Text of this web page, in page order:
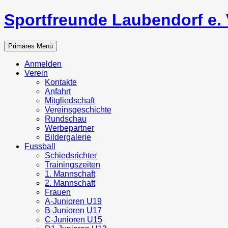
Zum
Inhalt
Sportfreunde Laubendorf e.
Suchen
Primäres Menü
Anmelden
Verein
Kontakte
Anfahrt
Mitgliedschaft
Vereinsgeschichte
Rundschau
Werbepartner
Bildergalerie
Fussball
Schiedsrichter
Trainingszeiten
1. Mannschaft
2. Mannschaft
Frauen
A-Junioren U19
B-Junioren U17
C-Junioren U15